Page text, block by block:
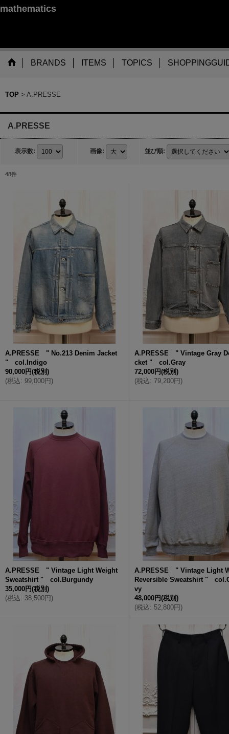
mathematics
BRANDS ITEMS TOPICS
TOP > A.PRESSE
A.PRESSE
表示数: 画像: 並び順:
48件
A.PRESSE " No.213 Denim Jacket
" col.Indigo
90,000円(税別)
(税込: 99,000円)
A.PRESSE " Vintage Gray
cket " col.Gray
72,000円(税別)
(税込: 79,200円)
A.PRESSE " Vintage Light Weight
Sweatshirt " col.Burgundy
35,000円(税別)
(税込: 38,500円)
A.PRESSE " Vintage Light
Reversible Sweatshirt "
vy
48,000円(税別)
(税込: 52,800円)